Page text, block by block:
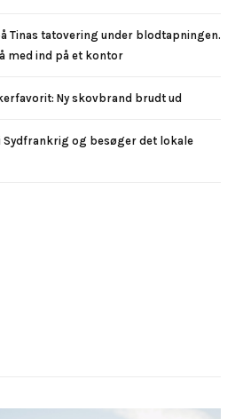
Tinas tatovering under blodtapningen.
med ind på et kontor
Ny skovbrand brudt ud
Sydfrankrig og besøger det lokale